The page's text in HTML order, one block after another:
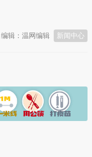
新闻中心
编辑：温网编辑